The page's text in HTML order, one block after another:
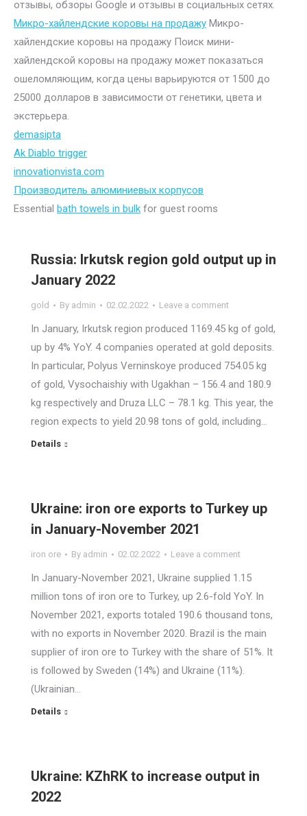
отзывы, обзоры Google и отзывы в социальных сетях.
Микро-хайлендские коровы на продажу Микро-
хайлендские коровы на продажу Поиск мини-
хайлендской коровы на продажу может показаться
ошеломляющим, когда цены варьируются от 1500 до
25000 долларов в зависимости от генетики, цвета и
экстерьера.
demasipta
Ak Diablo trigger
innovationvista.com
Производитель алюминиевых корпусов
Essential bath towels in bulk for guest rooms
Russia: Irkutsk region gold output up in
January 2022
gold By admin 02.02.2022 Leave a comment
In January, Irkutsk region produced 1169.45 kg of gold,
up by 4% YoY. 4 companies operated at gold deposits.
In particular, Polyus Verninskoye produced 754.05 kg
of gold, Vysochaishiy with Ugakhan – 156.4 and 180.9
kg respectively and Druza LLC – 78.1 kg. This year, the
region expects to yield 20.98 tons of gold, including…
Details
Ukraine: iron ore exports to Turkey up
in January-November 2021
iron ore By admin 02.02.2022 Leave a comment
In January-November 2021, Ukraine supplied 1.15
million tons of iron ore to Turkey, up 2.6-fold YoY. In
November 2021, exports totaled 190.6 thousand tons,
with no exports in November 2020. Brazil is the main
supplier of iron ore to Turkey with the share of 51%. It
is followed by Sweden (14%) and Ukraine (11%).
(Ukrainian…
Details
Ukraine: KZhRK to increase output in
2022